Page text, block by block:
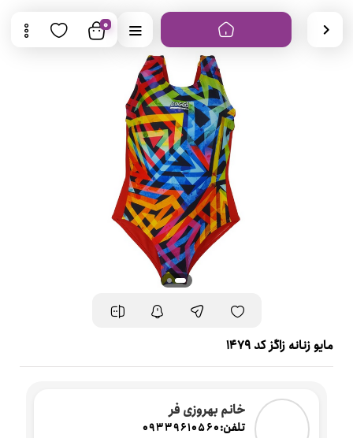
0
مایو زنانه زاگز کد 1479
خانم بهروزی فر
تلفن:09339610560